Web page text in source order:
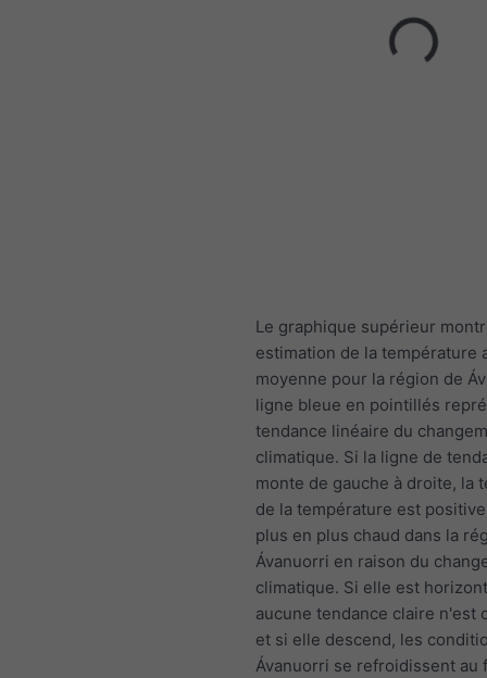
Le graphique supérieur
estimation de la température
moyenne pour la région de
ligne bleue en pointillés
tendance linéaire du
climatique. Si la ligne de
monte de gauche à droite, la
de la température est
plus en plus chaud dans la
Ávanuorri en raison du
climatique. Si elle est
aucune tendance claire n'est
et si elle descend, les
Ávanuorri se refroidissent au